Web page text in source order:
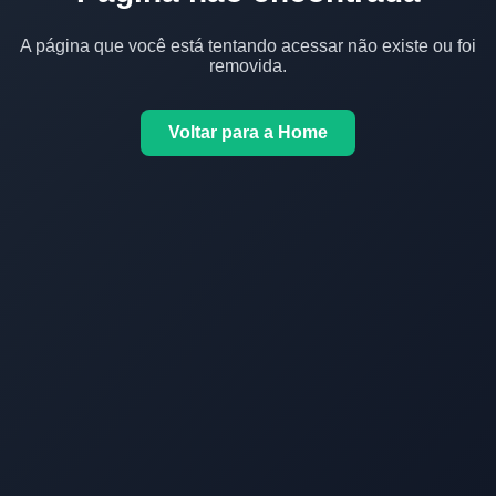
A página que você está tentando acessar não existe ou foi
removida.
Voltar para a Home